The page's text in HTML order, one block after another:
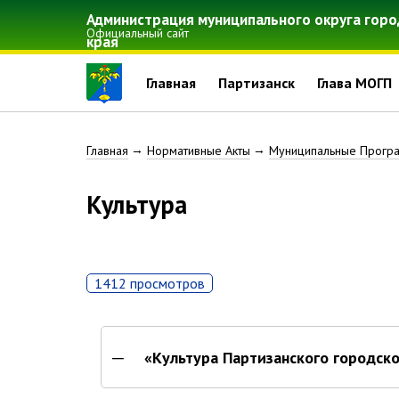
основному
Администрация муниципального округа
края
Официальный сайт
Главная Партизанск Глава МОГП
Строка
навигации
Главная Нормативные Акты Муниципальные
Культура
1412 просмотров
«Культура Партизанского